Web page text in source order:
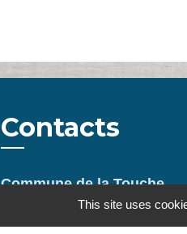
Contacts
Commune de la Touche
67, route de Portes
26160 La Touche - FRANCE
This site uses